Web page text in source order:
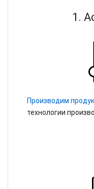
1.
Производим
технологии